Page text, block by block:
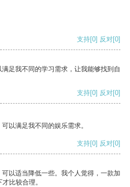
支持[0] 反对[0]
足我不同的学习需求，让我能够找到自
支持[0] 反对[0]
以满足我不同的娱乐需求。
支持[0] 反对[0]
以适当降低一些。我个人觉得，一款加
比较合理。